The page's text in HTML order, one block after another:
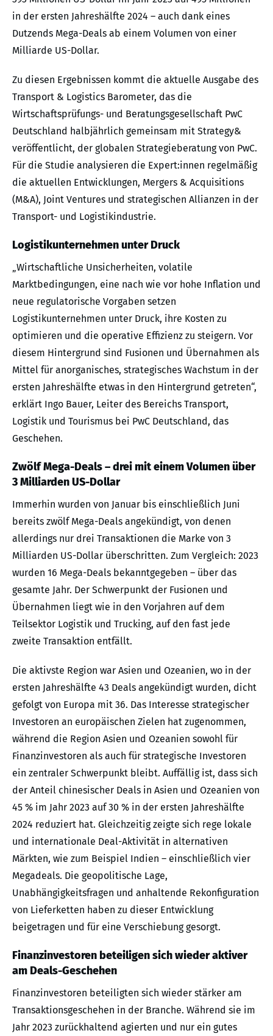
in der ersten Jahreshälfte 2024 – auch dank eines
Dutzends Mega-Deals ab einem Volumen von einer
Milliarde US-Dollar.
Zu diesen Ergebnissen kommt die aktuelle Ausgabe des
Transport & Logistics Barometer, das die
Wirtschaftsprüfungs- und Beratungsgesellschaft PwC
Deutschland halbjährlich gemeinsam mit Strategy&
veröffentlicht, der globalen Strategieberatung von PwC.
Für die Studie analysieren die Expert:innen regelmäßig
die aktuellen Entwicklungen, Mergers & Acquisitions
(M&A), Joint Ventures und strategischen Allianzen in der
Transport- und Logistikindustrie.
Logistikunternehmen unter Druck
„Wirtschaftliche Unsicherheiten, volatile
Marktbedingungen, eine nach wie vor hohe Inflation und
neue regulatorische Vorgaben setzen
Logistikunternehmen unter Druck, ihre Kosten zu
optimieren und die operative Effizienz zu steigern. Vor
diesem Hintergrund sind Fusionen und Übernahmen als
Mittel für anorganisches, strategisches Wachstum in der
ersten Jahreshälfte etwas in den Hintergrund getreten“,
erklärt Ingo Bauer, Leiter des Bereichs Transport,
Logistik und Tourismus bei PwC Deutschland, das
Geschehen.
Zwölf Mega-Deals – drei mit einem Volumen über
3 Milliarden US-Dollar
Immerhin wurden von Januar bis einschließlich Juni
bereits zwölf Mega-Deals angekündigt, von denen
allerdings nur drei Transaktionen die Marke von 3
Milliarden US-Dollar überschritten. Zum Vergleich: 2023
wurden 16 Mega-Deals bekanntgegeben – über das
gesamte Jahr. Der Schwerpunkt der Fusionen und
Übernahmen liegt wie in den Vorjahren auf dem
Teilsektor Logistik und Trucking, auf den fast jede
zweite Transaktion entfällt.
Die aktivste Region war Asien und Ozeanien, wo in der
ersten Jahreshälfte 43 Deals angekündigt wurden, dicht
gefolgt von Europa mit 36. Das Interesse strategischer
Investoren an europäischen Zielen hat zugenommen,
während die Region Asien und Ozeanien sowohl für
Finanzinvestoren als auch für strategische Investoren
ein zentraler Schwerpunkt bleibt. Auffällig ist, dass sich
der Anteil chinesischer Deals in Asien und Ozeanien von
45 % im Jahr 2023 auf 30 % in der ersten Jahreshälfte
2024 reduziert hat. Gleichzeitig zeigte sich rege lokale
und internationale Deal-Aktivität in alternativen
Märkten, wie zum Beispiel Indien – einschließlich vier
Megadeals. Die geopolitische Lage,
Unabhängigkeitsfragen und anhaltende Rekonfiguration
von Lieferketten haben zu dieser Entwicklung
beigetragen und für eine Verschiebung gesorgt.
Finanzinvestoren beteiligen sich wieder aktiver
am Deals-Geschehen
Finanzinvestoren beteiligten sich wieder stärker am
Transaktionsgeschehen in der Branche. Während sie im
Jahr 2023 zurückhaltend agierten und nur ein gutes